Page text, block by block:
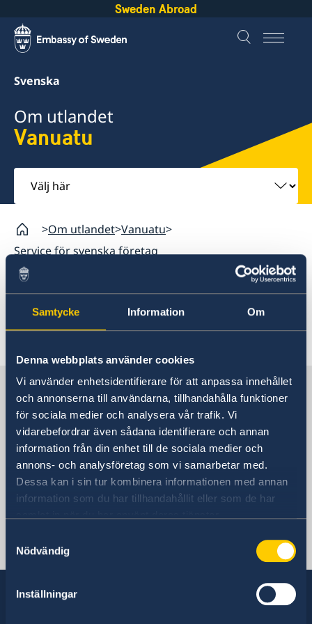
Samtycke Information Om
Denna webbplats använder cookies
Vi använder enhetsidentifierare för att anpassa innehållet
och annonserna till användarna, tillhandahålla funktioner
för sociala medier och analysera vår trafik. Vi
vidarebefordrar även sådana identifierare och annan
information från din enhet till de sociala medier och
annons- och analysföretag som vi samarbetar med.
Dessa kan i sin tur kombinera informationen med annan
information som du har tillhandahållit eller som de har
Nödvändig
Inställningar
Sweden Abroad
Svenska
Om utlandet
Vanuatu
Välj
här
Om utlandet Vanuatu
Service för svenska företag
Vanuatu
Rösta i Vanuatu
Rösta i Vanuatu
Pass utomlands
Hjälp kring medborgarskap
Akut hjälp
Reseinformation
Ambassadens reseinformation
Aktuella händelser
Allmänna säkerhetsläget
Lokala lagar och sedvänjor
Terrorism
Naturförhållanden och katastrofer
In- och utresebestämmelser
Hälso- och sjukvård
Trafiksäkerhet
Försäkringsskydd
Övriga upplysningar
Service för svenska företag
Service för svenska företag
Sverige i Vanuatu
Sveriges ambassad
Stilla havet, Stockholm
Port Vila, Vanuatu